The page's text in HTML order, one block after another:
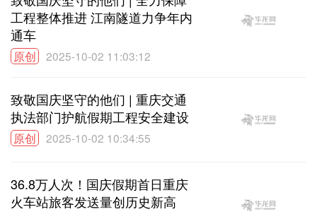
工程整体推进 江南隧道力争年内
通车
原创 2025-10-02 11:03:12
致敬国庆坚守的他们 | 重庆交通
执法部门护航假期工程安全建设
原创 2025-10-02 10:34:55
36.8万人次！国庆假期首日重庆
火车站旅客发送量创历史新高